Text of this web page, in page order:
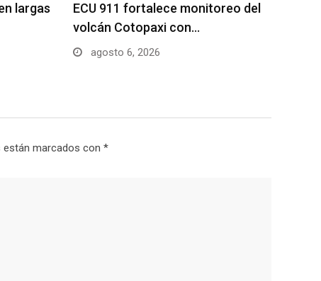
largas
ECU 911 fortalece monitoreo del
volcán Cotopaxi con…
agosto 6, 2026
marcados con *